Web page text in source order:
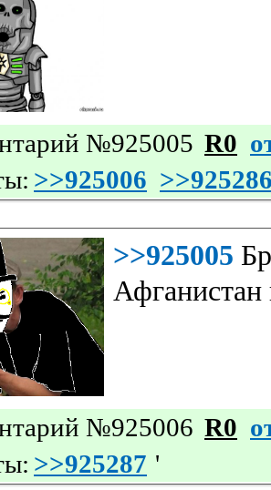
№925005 R0
>>925006
>>925005
Афганистан
№925006 R0
>>925287 '